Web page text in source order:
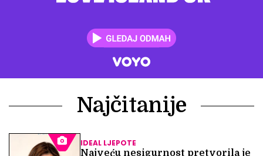
Najčitanije
IDEAL LJEPOTE
Najveću nesigurnost pretvorila je